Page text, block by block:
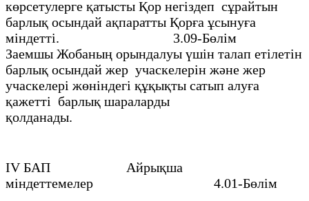
көрсетулерге қатысты Қор негіздеп сұрайтын
барлық осындай ақпаратты Қорға ұсынуға
мiндеттi. 3.09-Бөлiм
Заемшы Жобаның орындалуы үшiн талап етілетiн
барлық осындай жер учаскелерiн және жер
учаскелерi жөнiндегi құқықты сатып алуға
қажеттi барлық шараларды
қолданады.
IV БАП Айрықша
мiндеттемелер 4.01-Бөлiм